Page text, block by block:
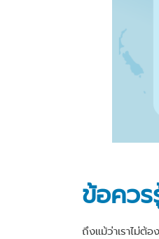
ข้อควร
ถึงแม้ว่าเราไม่ต้